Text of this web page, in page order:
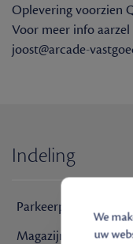
Oplevering voorzien
Voor meer info
joost@arcade-
Indeling
Parkeerplaats
Magazijn
We
uw